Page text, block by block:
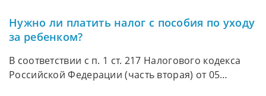
Нужно ли платить налог с пособия по уходу
за ребенком?
В соответствии с п. 1 ст. 217 Налогового кодекса
Российской Федерации (часть вторая) от 05